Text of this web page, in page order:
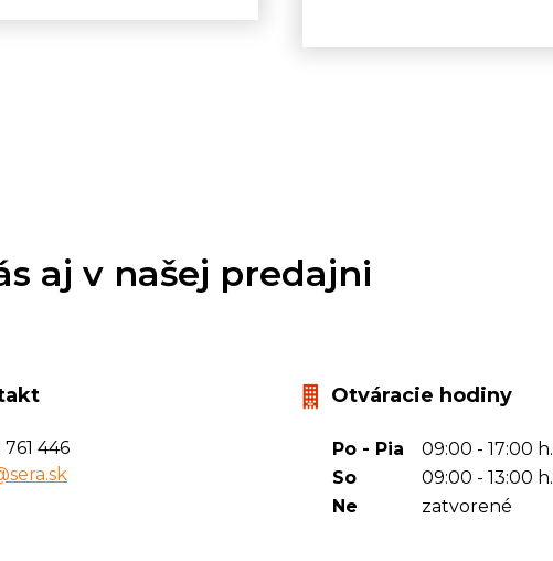
aj v našej predajni
446
Otváracie hodiny
Po - Pia
09:00 - 17:00 h.
So
09:00 - 13:00 h.
Ne
zatvorené